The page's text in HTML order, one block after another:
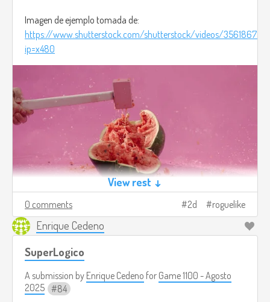
Imagen de ejemplo tomada de:
https://www.shutterstock.com/shutterstock/videos/
ip=x480
View rest ↓
0 comments 2d roguelike
Enrique Cedeno
SuperLogico
A submission by Enrique Cedeno for Game 1100 - Agosto
2025
84